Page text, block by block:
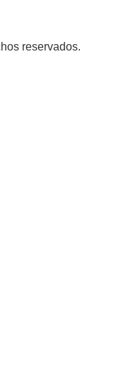
reservados.